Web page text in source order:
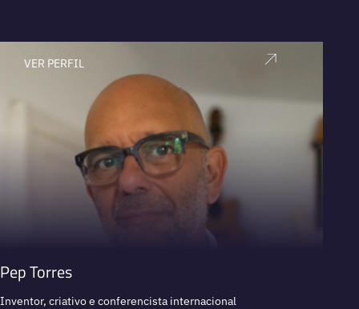
VER PERFIL
Pep Torres
Inventor, criativo e conferencista internacional